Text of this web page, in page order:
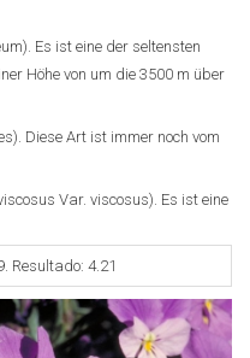
Es ist eine der seltensten
Höhe von um die 3500 m über
Diese Art ist immer noch vom
Var. viscosus). Es ist eine
Resultado: 4.21